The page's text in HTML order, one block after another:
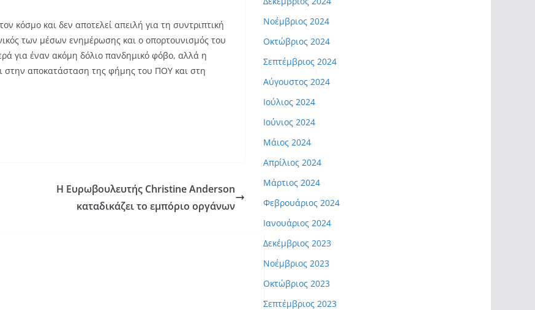
κόσμο και δεν αποτελεί απειλή για τη συντριπτική
των μέσων ενημέρωσης και ο οπορτουνισμός του
για έναν ακόμη δόλιο πανδημικό φόβο, αλλά η
στην αποκατάσταση της φήμης του ΠΟΥ και στη
H Ευρωβουλευτής Christine Anderson
καταδικάζει το εμπόριο οργάνων
Νοέμβριος 2024
Οκτώβριος 2024
Σεπτέμβριος 2024
Αύγουστος 2024
Ιούλιος 2024
Ιούνιος 2024
Μάιος 2024
Απρίλιος 2024
Μάρτιος 2024
Φεβρουάριος 2024
Ιανουάριος 2024
Δεκέμβριος 2023
Νοέμβριος 2023
Οκτώβριος 2023
Σεπτέμβριος 2023